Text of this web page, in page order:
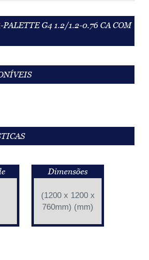
PALETTE G4 1.2/1.2-0.76 CA COM
Dimensões
(1200 x 1200 x
760mm) (mm)